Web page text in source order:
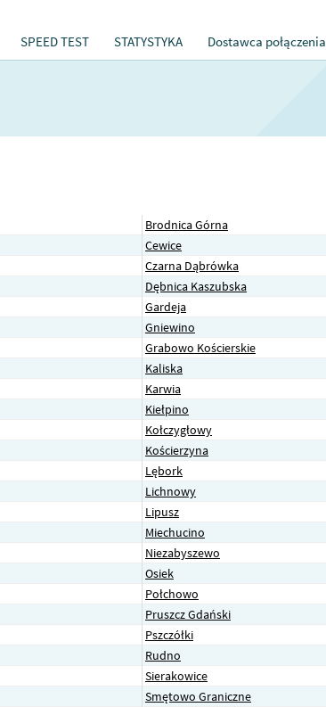
SPEED TEST STATYSTYKA Dostawca połączenia
Brodnica Górna
Cewice
Czarna Dąbrówka
Dębnica Kaszubska
Gardeja
Gniewino
Grabowo Kościerskie
Kaliska
Karwia
Kiełpino
Kołczygłowy
Kościerzyna
Lębork
Lichnowy
Lipusz
Miechucino
Niezabyszewo
Osiek
Połchowo
Pruszcz Gdański
Pszczółki
Rudno
Sierakowice
Smętowo Graniczne